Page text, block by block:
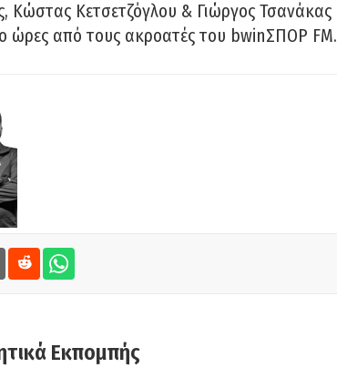
Κώστας Κετσετζόγλου & Γιώργος Τσανάκας
ώρες από τους ακροατές του bwinΣΠΟΡ FM.
Εκπομπής